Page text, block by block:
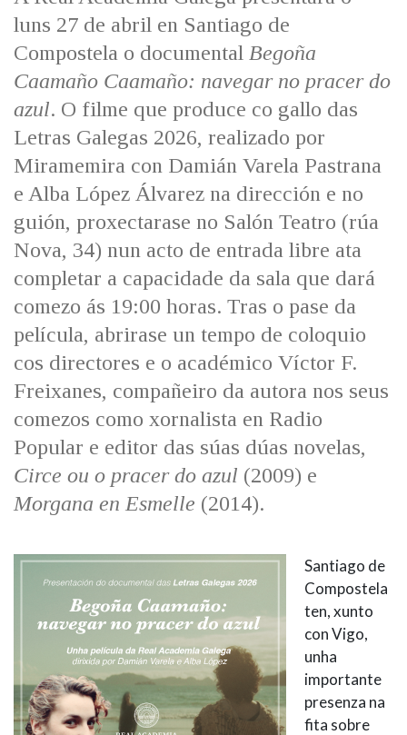
IDENTIDADE CORPORATIVA
MARCIAL DEL ADALID
CASA-MUSEO EMILIA PARDO
BAZÁN
FIGURAS HOMENAXEADAS
HISTORIA
60 ANOS DLG
PRIMAVERA DAS LETRAS
PORTAL DAS PALABRAS
Facebook
TwitterYoutubeInstagram
Bluesky
luns 27 de abril en Santiago de
Compostela o documental Begoña
Caamaño Caamaño: navegar no pracer do
azul. O filme que produce co gallo das
Letras Galegas 2026, realizado por
Miramemira con Damián Varela Pastrana
e Alba López Álvarez na dirección e no
guión, proxectarase no Salón Teatro (rúa
Nova, 34) nun acto de entrada libre ata
completar a capacidade da sala que dará
comezo ás 19:00 horas. Tras o pase da
película, abrirase un tempo de coloquio
cos directores e o académico Víctor F.
Freixanes, compañeiro da autora nos seus
comezos como xornalista en Radio
Popular e editor das súas dúas novelas,
Circe ou o pracer do azul (2009) e
Morgana en Esmelle (2014).
Santiago de
Compostela
ten, xunto
con Vigo,
unha
importante
presenza na
fita sobre